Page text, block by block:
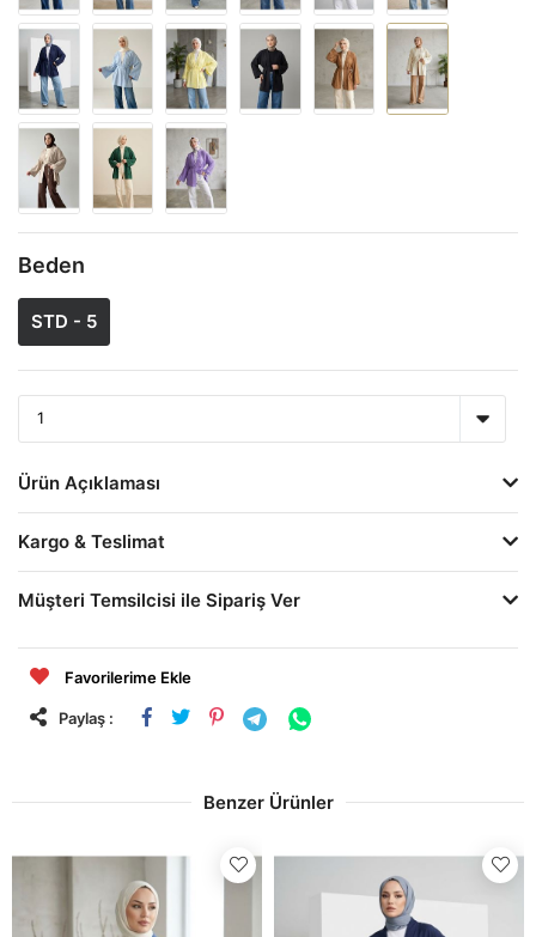
Beden
STD - 5
Ürün Açıklaması
Kargo & Teslimat
Müşteri Temsilcisi ile Sipariş Ver
Favorilerime Ekle
Paylaş :
Benzer Ürünler